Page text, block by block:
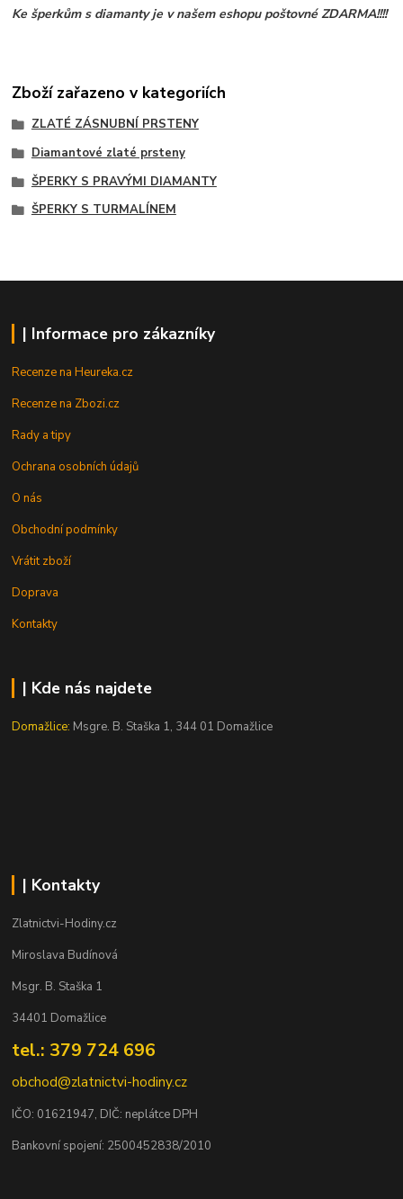
Ke šperkům s diamanty je v našem eshopu poštovné ZDARMA!!!!
Zboží zařazeno v kategoriích
ZLATÉ ZÁSNUBNÍ PRSTENY
Diamantové zlaté prsteny
ŠPERKY S PRAVÝMI DIAMANTY
ŠPERKY S TURMALÍNEM
| Informace pro zákazníky
Recenze na Heureka.cz
Recenze na Zbozi.cz
Rady a tipy
Ochrana osobních údajů
O nás
Obchodní podmínky
Vrátit zboží
Doprava
Kontakty
| Kde nás najdete
Domažlice: Msgre. B. Staška 1, 344 01 Domažlice
| Kontakty
Zlatnictvi-Hodiny.cz
Miroslava Budínová
Msgr. B. Staška 1
34401 Domažlice
tel.: 379 724 696
obchod@zlatnictvi-hodiny.cz
IČO: 01621947, DIČ: neplátce DPH
Bankovní spojení: 2500452838/2010